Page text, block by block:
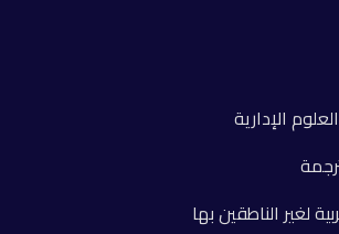
الإدارية
لغير الناطقين بها